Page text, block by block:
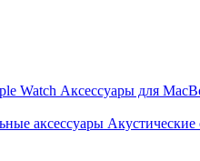
Watch Аксессуары для
аксессуары